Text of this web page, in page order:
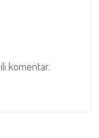
komentar.